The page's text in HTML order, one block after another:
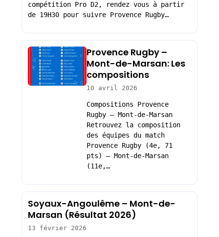
compétition Pro D2, rendez vous à partir
de 19H30 pour suivre Provence Rugby…
Provence Rugby –
Mont-de-Marsan: Les
compositions
10 avril 2026
Compositions Provence
Rugby – Mont-de-Marsan
Retrouvez la composition
des équipes du match
Provence Rugby (4e, 71
pts) – Mont-de-Marsan
(11e,…
Soyaux-Angoulême – Mont-de-
Marsan (Résultat 2026)
13 février 2026